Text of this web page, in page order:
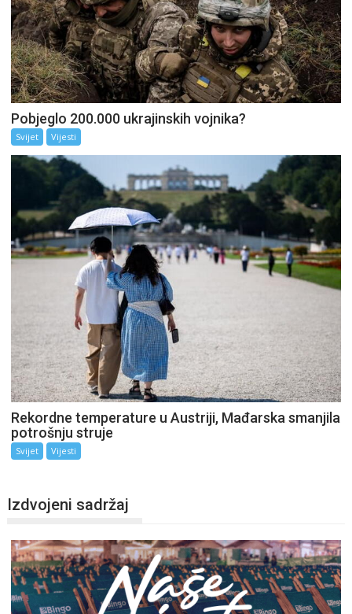
Pobjeglo 200.000 ukrajinskih vojnika?
Svijet Vijesti
Rekordne temperature u Austriji, Mađarska smanjila
potrošnju struje
Svijet Vijesti
Izdvojeni sadržaj